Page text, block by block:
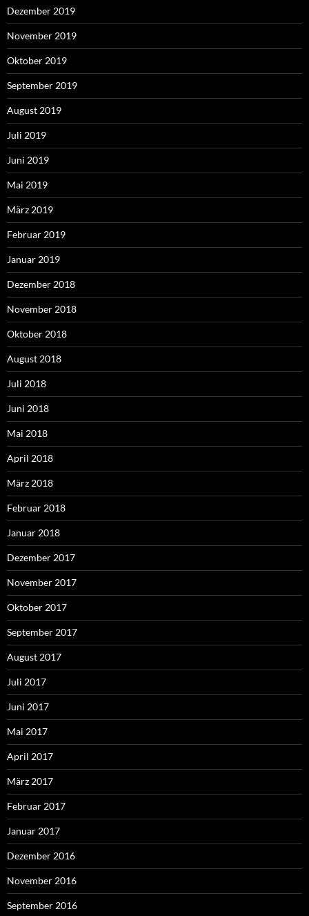
Dezember 2019
November 2019
Oktober 2019
September 2019
August 2019
Juli 2019
Juni 2019
Mai 2019
März 2019
Februar 2019
Januar 2019
Dezember 2018
November 2018
Oktober 2018
August 2018
Juli 2018
Juni 2018
Mai 2018
April 2018
März 2018
Februar 2018
Januar 2018
Dezember 2017
November 2017
Oktober 2017
September 2017
August 2017
Juli 2017
Juni 2017
Mai 2017
April 2017
März 2017
Februar 2017
Januar 2017
Dezember 2016
November 2016
September 2016